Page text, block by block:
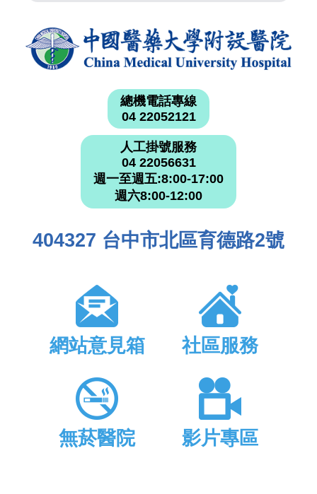
總機電話專線
04 22052121
人工掛號服務
04 22056631
週一至週五:8:00-17:00
週六8:00-12:00
404327 台中市北區育德路2號
網站意見箱 社區服務
無菸醫院 影片專區